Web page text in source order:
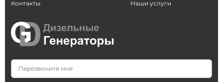
Контакты
Наши услуги